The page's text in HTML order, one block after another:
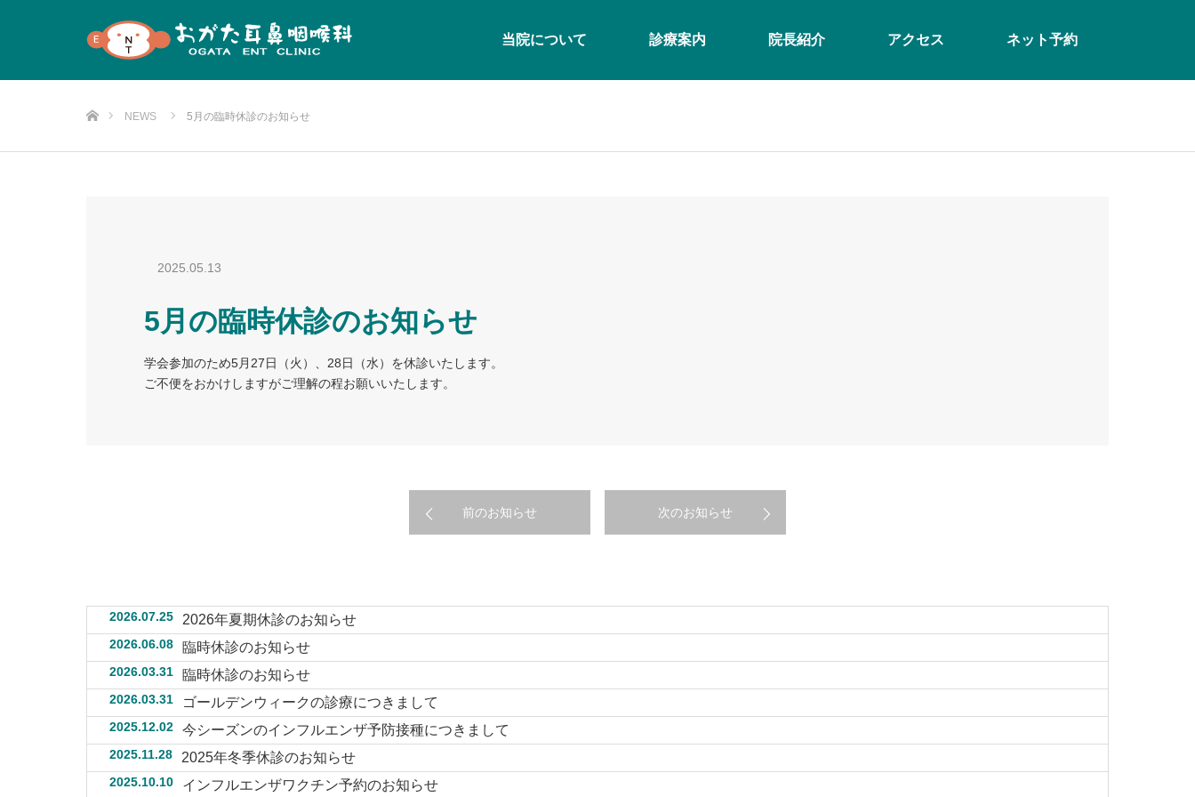
当院について 診療案内 院長紹介 アクセス ネット予約
NEWS 5月の臨時休診のお知らせ
2025.05.13
5月の臨時休診のお知らせ
学会参加のため5月27日（火）、28日（水）を休診いたします。
ご不便をおかけしますがご理解の程お願いいたします。
前のお知らせ 次のお知らせ
2026.07.25 2026年夏期休診のお知らせ
2026.06.08 臨時休診のお知らせ
2026.03.31 臨時休診のお知らせ
2026.03.31 ゴールデンウィークの診療につきまして
2025.12.02 今シーズンのインフルエンザ予防接種につきまして
2025.11.28 2025年冬季休診のお知らせ
2025.10.10 インフルエンザワクチン予約のお知らせ